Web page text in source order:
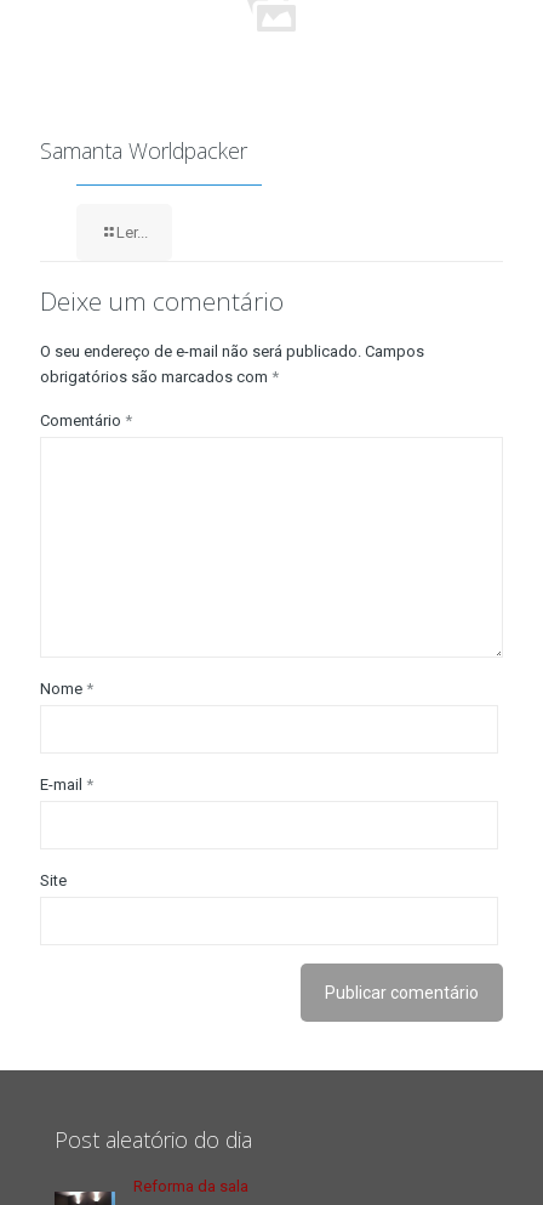
Samanta Worldpacker
Ler...
Deixe um comentário
O seu endereço de e-mail não será publicado. Campos
obrigatórios são marcados com *
Comentário *
Nome *
E-mail *
Site
Post aleatório do dia
Reforma da sala